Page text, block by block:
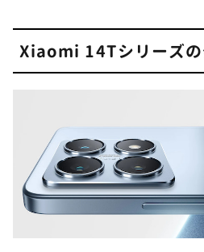
10 Xiaomi 14Tシリーズは
で使える！
Xiaomi 14Tシリーズの